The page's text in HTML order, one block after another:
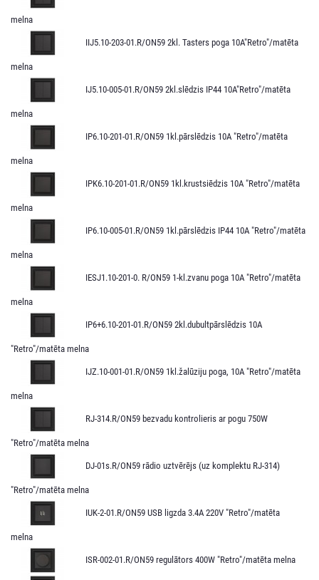
melna
IIJ5.10-203-01.R/ON59 2kl. Tasters poga 10A"Retro"/matēta
melna
IJ5.10-005-01.R/ON59 2kl.slēdzis IP44 10A"Retro"/matēta
melna
IP6.10-201-01.R/ON59 1kl.pārslēdzis 10A "Retro"/matēta
melna
IPK6.10-201-01.R/ON59 1kl.krustsiēdzis 10A "Retro"/matēta
melna
IP6.10-005-01.R/ON59 1kl.pārslēdzis IP44 10A "Retro"/matēta
melna
IESJ1.10-201-0. R/ON59 1-kl.zvanu poga 10A "Retro"/matēta
melna
IP6+6.10-201-01.R/ON59 2kl.dubultpārslēdzis 10A
"Retro"/matēta melna
IJZ.10-001-01.R/ON59 1kl.žalūziju poga, 10A "Retro"/matēta
melna
RJ-314.R/ON59 bezvadu kontrolieris ar pogu 750W
"Retro"/matēta melna
DJ-01s.R/ON59 rādio uztvērējs (uz komplektu RJ-314)
"Retro"/matēta melna
IUK-2-01.R/ON59 USB ligzda 3.4A 220V "Retro"/matēta
melna
ISR-002-01.R/ON59 regulātors 400W "Retro"/matēta melna